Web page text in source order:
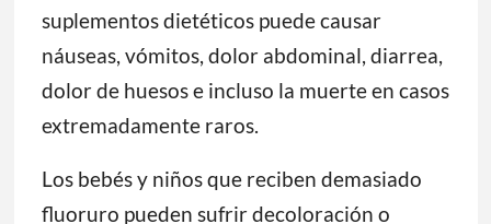
suplementos dietéticos puede causar
náuseas, vómitos, dolor abdominal, diarrea,
dolor de huesos e incluso la muerte en casos
extremadamente raros.
Los bebés y niños que reciben demasiado
fluoruro pueden sufrir decoloración o